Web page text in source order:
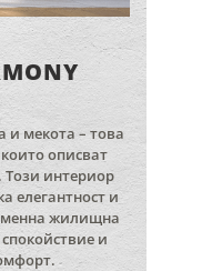
и мекота – това
описват
Този интериор
елегантност и
жилищна
и